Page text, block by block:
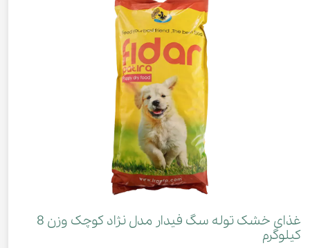
غذای خشک توله سگ فیدار مدل نژاد کوچک وزن 8
کیلوگرم